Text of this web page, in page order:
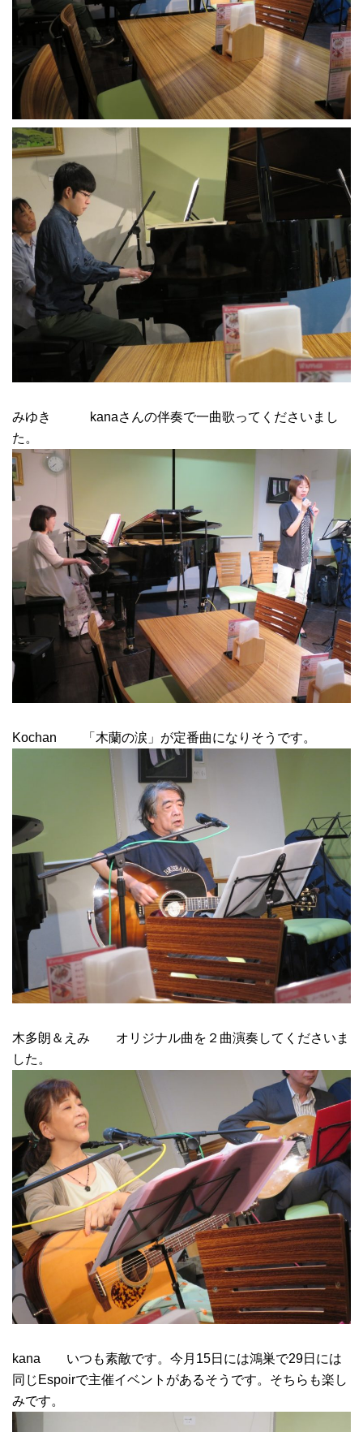
みゆき kanaさんの伴奏で一曲歌ってくださいまし
た。
Kochan 「木蘭の涙」が定番曲になりそうです。
木多朗＆えみ オリジナル曲を２曲演奏してくださいま
した。
kana いつも素敵です。今月15日には鴻巣で29日には
同じEspoirで主催イベントがあるそうです。そちらも楽し
みです。